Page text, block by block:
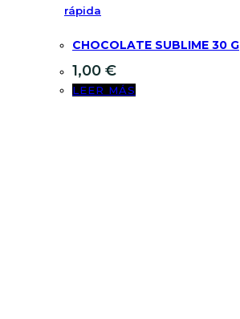
rápida
CHOCOLATE SUBLIME 30 G
1,00 €
LEER MÁS